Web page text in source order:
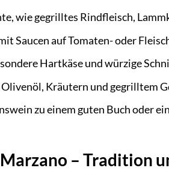
wie gegrilltes Rindfleisch,
Saucen auf Tomaten- oder
Hartkäse und würzige
Kräutern und gegrilltem
zu einem guten Buch oder
– Tradition